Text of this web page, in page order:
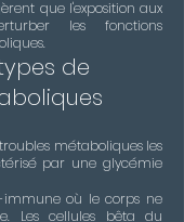
que l'exposition aux
les fonctions
de
métaboliques les
par une glycémie
immune où le corps ne
Les cellules bêta du